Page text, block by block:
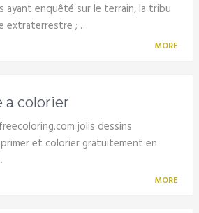
ayant enquêté sur le terrain, la tribu
extraterrestre ; …
MORE
colorier
jolis dessins
et colorier gratuitement en
MORE